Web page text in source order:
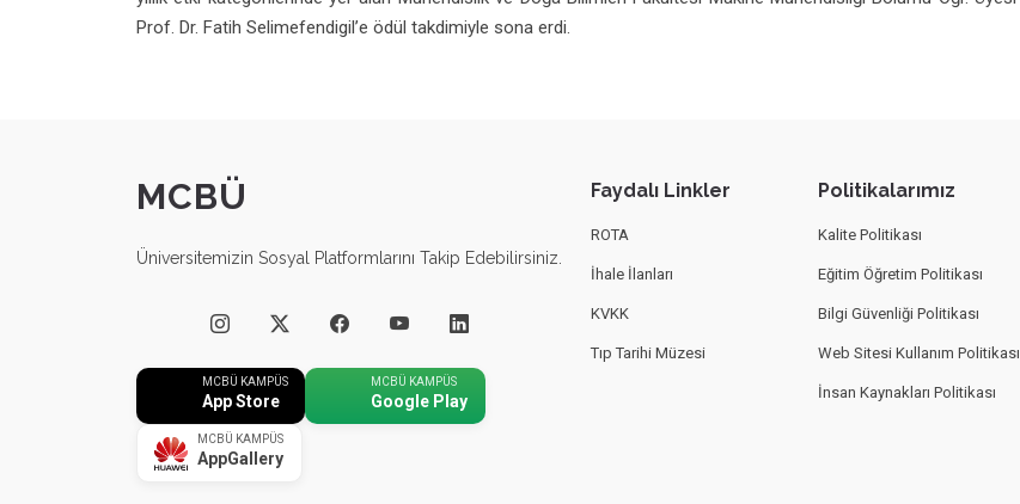
Prof. Dr. Fatih Selimefendigil’e ödül takdimiyle sona erdi.
MCBÜ
Üniversitemizin Sosyal Platformlarını Takip Edebilirsiniz.
MCBÜ KAMPÜS
App Store
MCBÜ KAMPÜS
Google Play
MCBÜ KAMPÜS
AppGallery
Faydalı Linkler
ROTA
İhale İlanları
KVKK
Tıp Tarihi Müzesi
Politikalarımız
Kalite Politikası
Eğitim Öğretim Politikası
Bilgi Güvenliği Politikası
Web Sitesi Kullanım Politikası
İnsan Kaynakları Politikası